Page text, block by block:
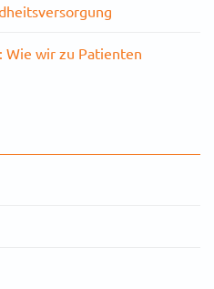
Wie wir zu Patienten